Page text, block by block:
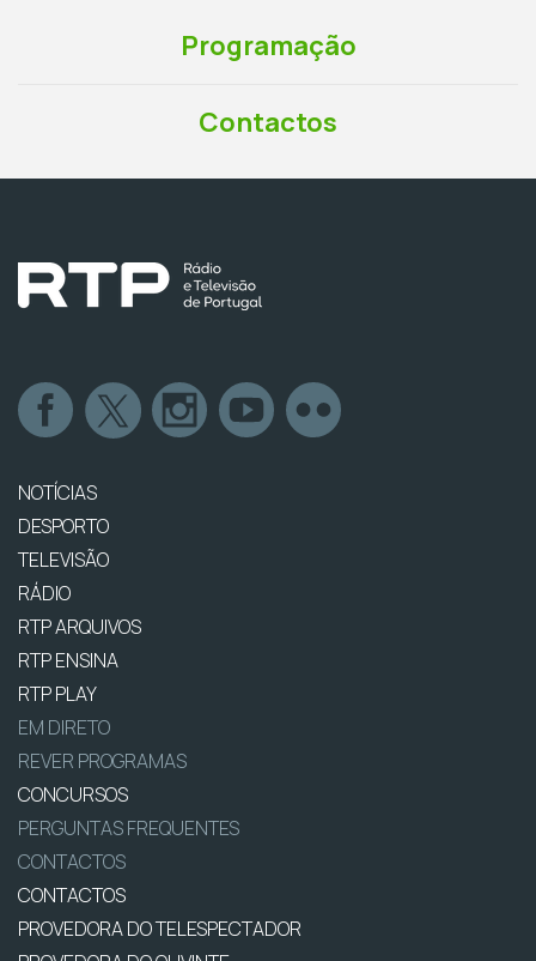
Programação
Contactos
NOTÍCIAS
DESPORTO
TELEVISÃO
RÁDIO
RTP ARQUIVOS
RTP ENSINA
RTP PLAY
EM DIRETO
REVER PROGRAMAS
CONCURSOS
PERGUNTAS FREQUENTES
CONTACTOS
CONTACTOS
PROVEDORA DO TELESPECTADOR